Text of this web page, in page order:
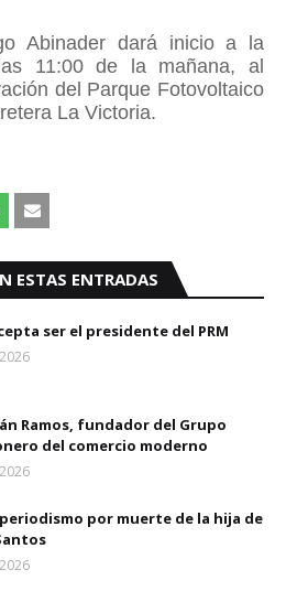
Abinader dará inicio a la
11:00 de la mañana, al
del Parque Fotovoltaico
La Victoria.
ESTAS ENTRADAS
ser el presidente del PRM
Ramos, fundador del Grupo
del comercio moderno
periodismo por muerte de la hija de